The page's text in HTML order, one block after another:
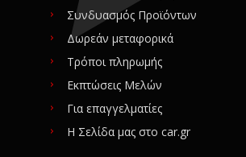
Συνδυασμός Προϊόντων
Δωρεάν μεταφορικά
Τρόποι πληρωμής
Εκπτώσεις Μελών
Για επαγγελματίες
Η Σελίδα μας στο car.gr